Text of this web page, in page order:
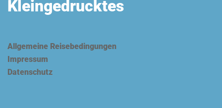
Kleingedrucktes
Allgemeine Reisebedingungen
Impressum
Datenschutz